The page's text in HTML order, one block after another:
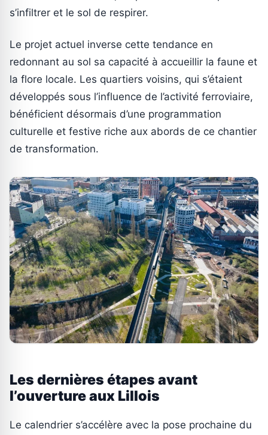
s’infiltrer et le sol de respirer.
Le projet actuel inverse cette tendance en
redonnant au sol sa capacité à accueillir la faune et
la flore locale. Les quartiers voisins, qui s’étaient
développés sous l’influence de l’activité ferroviaire,
bénéficient désormais d’une programmation
culturelle et festive riche aux abords de ce chantier
de transformation.
Les dernières étapes avant
l’ouverture aux Lillois
Le calendrier s’accélère avec la pose prochaine du